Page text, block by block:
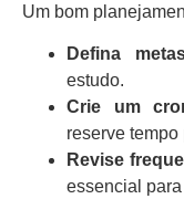
Um bom
Defina
estudo.
Crie um
reserve
Revise
essencial